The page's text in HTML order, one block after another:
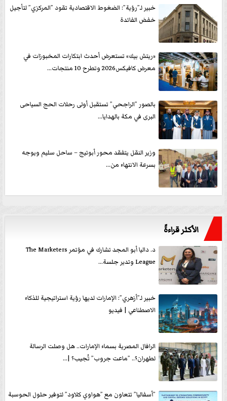
خبير لـ”رؤية”: الضغوط الاقتصادية تقود ”المركزي” لتأجيل
خفض الفائدة
«ريتش بيك» تستعرض أحدث ابتكارات المخبوزات في
معرض كافيكس2026 وتطرح 10 منتجات...
بالصور ”الراجحي” تستقبل أولى رحلات الحج السياحى
البرى في مكة بالهدايا...
وزير النقل يتفقد محور أبوتيج – ساحل سليم ويوجه
بسرعة الانتهاء من...
الأكثر قراءةً
د. داليا أبو المجد تشارك في مؤتمر The Marketers
League وتدير جلسة...
خبير لـ”أزهري”: الإمارات لديها رؤية استراتيجية للذكاء
الاصطناعي | فيديو
الرافال المصرية بسماء الإمارات.. هل وصلت الرسالة
لطهران؟.. ”ماعت جروب” تُجيب؟ |...
”أسفاليا” تتعاون مع ”هواوي كلاود” لتوفير حلول الحوسبة